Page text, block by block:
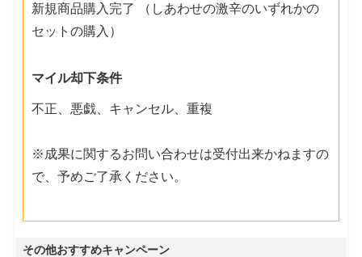
新規商品購入完了 （しあわせの激辛のいずれかの
セットの購入）
マイル却下条件
不正、悪戯、キャンセル、重複
※成果に関するお問い合わせは受付出来かねますの
で、予めご了承ください。
その他おすすめキャンペーン